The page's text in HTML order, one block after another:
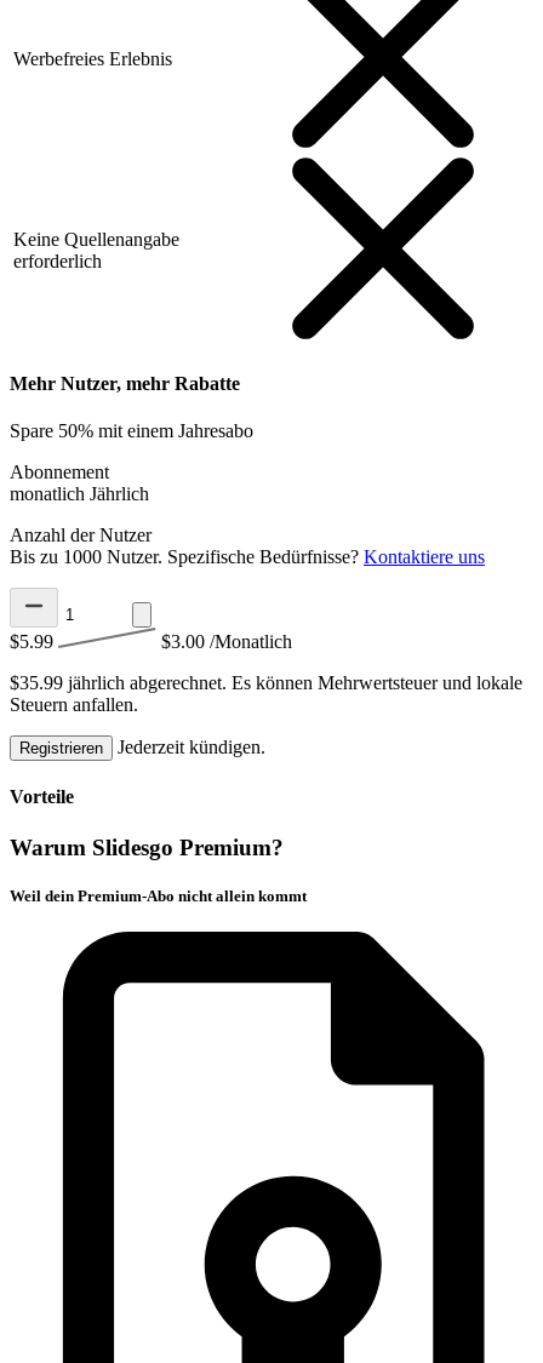
Werbefreies Erlebnis
Keine Quellenangabe
erforderlich
Mehr Nutzer, mehr Rabatte
Spare 50% mit einem Jahresabo
Abonnement
monatlich Jährlich
Anzahl der Nutzer
Bis zu 1000 Nutzer. Spezifische Bedürfnisse? Kontaktiere uns
$5.99 $3.00 /Monatlich
$35.99 jährlich abgerechnet. Es können Mehrwertsteuer und lokale
Steuern anfallen.
Registrieren Jederzeit kündigen.
Vorteile
Warum Slidesgo Premium?
Weil dein Premium-Abo nicht allein kommt